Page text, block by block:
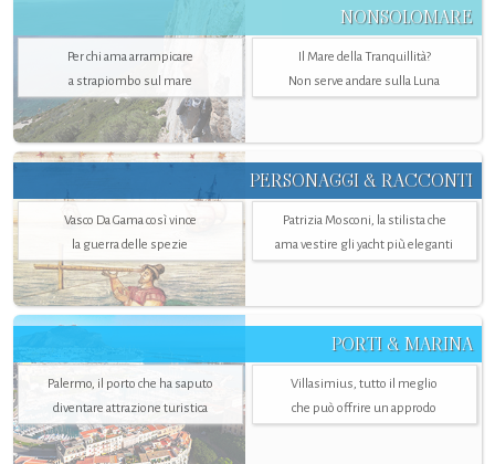
NONSOLOMARE
Per chi ama arrampicare
a strapiombo sul mare
Il Mare della Tranquillità?
Non serve andare sulla Luna
PERSONAGGI & RACCONTI
Vasco Da Gama così vince
la guerra delle spezie
Patrizia Mosconi, la stilista che
ama vestire gli yacht più eleganti
PORTI & MARINA
Palermo, il porto che ha saputo
diventare attrazione turistica
Villasimius, tutto il meglio
che può offrire un approdo